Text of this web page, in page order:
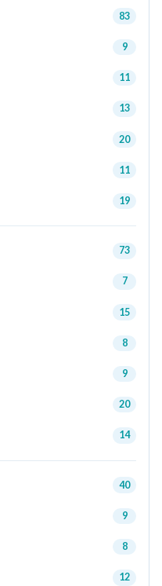
83
9
11
13
20
11
19
73
7
15
8
9
20
14
40
9
8
12